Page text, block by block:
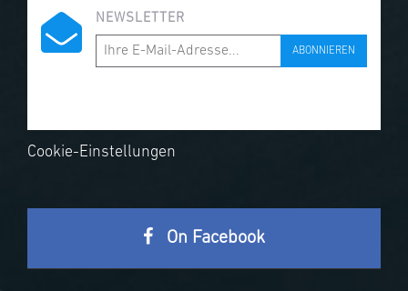
NEWSLETTER
ABONNIEREN
Cookie-Einstellungen
On Facebook